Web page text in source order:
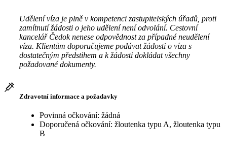
Udělení víza je plně v kompetenci zastupitelských úřadů, proti
zamítnutí žádosti o jeho udělení není odvolání. Cestovní
kancelář Čedok nenese odpovědnost za případné neudělení
víza. Klientům doporučujeme podávat žádosti o víza s
dostatečným předstihem a k žádosti dokládat všechny
požadované dokumenty.
Zdravotní informace a požadavky
Povinná očkování: žádná
Doporučená očkování: žloutenka typu A, žloutenka typu
B